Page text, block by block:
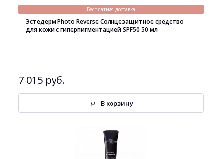
Бесплатная доставка
Эстедерм Photo Reverse Солнцезащитное средство
для кожи с гиперпигментацией SPF50 50 мл
7 015 руб.
В корзину